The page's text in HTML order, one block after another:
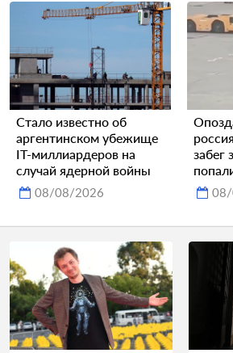
Стало известно об
аргентинском убежище
IT-миллиардеров на
случай ядерной войны
08/08/2026
забег